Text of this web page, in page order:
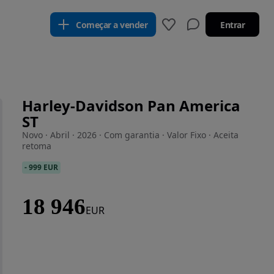
Começar a vender Entrar
Harley-Davidson Pan America
ST
Novo · Abril · 2026 · Com garantia · Valor Fixo · Aceita
retoma
-999 EUR
18 946EUR